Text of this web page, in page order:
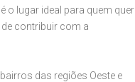
o lugar ideal para quem quer
contribuir com a
das regiões Oeste e